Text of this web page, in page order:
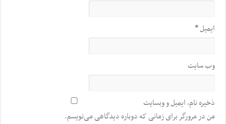
ایمیل*
وب‌ سایت
ذخیره نام، ایمیل و وبسایت
من در مرورگر برای زمانی که دوباره دیدگاهی می‌نویسم.